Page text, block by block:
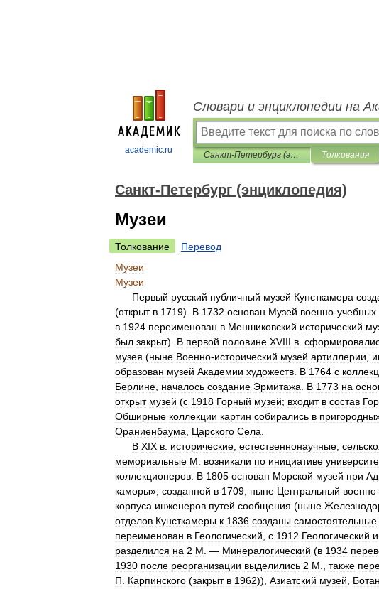
academic.ru
Словари и энциклопедии на
Санкт-Петербург (энциклопедия) Толкования
Санкт-Петербург (энциклопедия)
Музеи
Толкование
Перевод
Музеи
Музеи
Первый русский публичный музей Кунсткамера
(открыт в 1719). В 1732 основан Музей военно-учебных
в 1924 переименован в Меншиковский исторический
был закрыт). В первой половине XVIII в
музея (ныне Военно-исторический музей артиллерии
образован музей Академии художеств В 1764 с
Берлине началось создание Эрмитажа В 1773 на
открыт музей (с 1918 Горный музей; входит в состав
Обширные коллекции картин собирались в
Ораниенбаума
Царского Села
В XIX в исторические естественнонаучные
мемориальные М возникали по инициативе
коллекционеров В 1805 основан Морской музей при
каморы», созданной в 1709 ныне Центральный военно-
корпуса инженеров путей сообщения (ныне
отделов Кунсткамеры к 1836 созданы самостоятельные
переименован в Геологический с 1912 Геологический и
разделился на 2 М . — Минералогический (в 1934
1930 после реорганизации выделились 2 М также
П
Карпинского (закрыт в 1962)), Азиатский музей